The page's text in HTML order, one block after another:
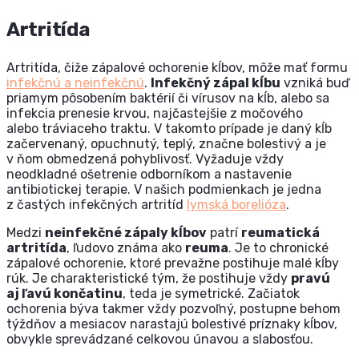
Artritída
Artritída, čiže zápalové ochorenie kĺbov, môže mať formu
infekčnú a neinfekčnú. Infekčný zápal kĺbu vzniká buď
priamym pôsobením baktérií či vírusov na kĺb, alebo sa
infekcia prenesie krvou, najčastejšie z močového
alebo tráviaceho traktu. V takomto prípade je daný kĺb
začervenaný, opuchnutý, teplý, značne bolestivý a je
v ňom obmedzená pohyblivosť. Vyžaduje vždy
neodkladné ošetrenie odborníkom a nastavenie
antibiotickej terapie. V našich podmienkach je jedna
z častých infekčných artritíd lymská borelióza.
Medzi neinfekčné zápaly kĺbov patrí reumatická
artritída, ľudovo známa ako reuma. Je to chronické
zápalové ochorenie, ktoré prevažne postihuje malé kĺby
rúk. Je charakteristické tým, že postihuje vždy pravú
aj ľavú končatinu, teda je symetrické. Začiatok
ochorenia býva takmer vždy pozvoľný, postupne behom
týždňov a mesiacov narastajú bolestivé príznaky kĺbov,
obvykle sprevádzané celkovou únavou a slabosťou.